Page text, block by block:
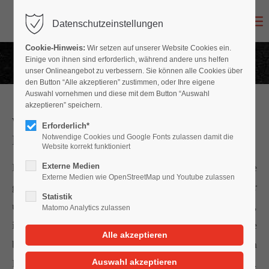
Login
Benutzername
Passwort
Anmelden
Lost your password?
Warum ein Gutachten – Reicht nicht ein
Kostenvoranschlag der Werkstatt?
Der Kostenvoranschlag der Reparaturfirma ist nur eine
grobe Vorkalkulation des Schadens und daher
unverbindlich. Der Kostenvoranschlag hat vor Gericht,
insbesondere bei strittigem Unfallhergang, keine
beweissichernde Funktion. Weiterhin fehlen im
Kostenvoranschlag wesentliche Punkte wie z.B.
Datenschutzeinstellungen
Cookie-Hinweis: Wir setzen auf unserer Website Cookies ein.
Einige von ihnen sind erforderlich, während andere uns helfen
unser Onlineangebot zu verbessern. Sie können alle Cookies über
den Button “Alle akzeptieren” zustimmen, oder Ihre eigene
Auswahl vornehmen und diese mit dem Button “Auswahl
akzeptieren” speichern.
Erforderlich*
Notwendige Cookies und Google Fonts zulassen damit die
Website korrekt funktioniert
Externe Medien
Externe Medien wie OpenStreetMap und Youtube zulassen
Statistik
Matomo Analytics zulassen